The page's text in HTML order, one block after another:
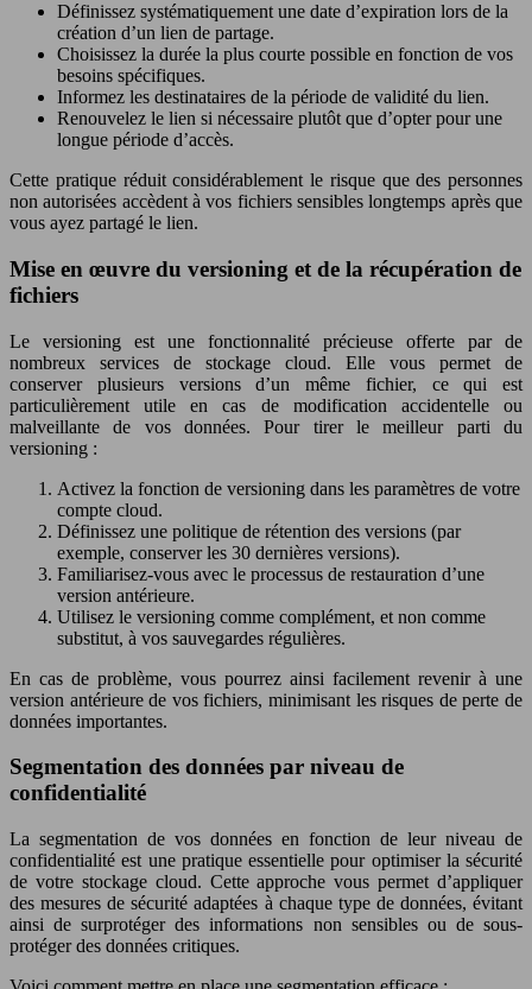
Définissez systématiquement une date d’expiration lors de la
création d’un lien de partage.
Choisissez la durée la plus courte possible en fonction de vos
besoins spécifiques.
Informez les destinataires de la période de validité du lien.
Renouvelez le lien si nécessaire plutôt que d’opter pour une
longue période d’accès.
Cette pratique réduit considérablement le risque que des personnes
non autorisées accèdent à vos fichiers sensibles longtemps après que
vous ayez partagé le lien.
Mise en œuvre du versioning et de la récupération de
fichiers
Le versioning est une fonctionnalité précieuse offerte par de
nombreux services de stockage cloud. Elle vous permet de
conserver plusieurs versions d’un même fichier, ce qui est
particulièrement utile en cas de modification accidentelle ou
malveillante de vos données. Pour tirer le meilleur parti du
versioning :
Activez la fonction de versioning dans les paramètres de votre
compte cloud.
Définissez une politique de rétention des versions (par
exemple, conserver les 30 dernières versions).
Familiarisez-vous avec le processus de restauration d’une
version antérieure.
Utilisez le versioning comme complément, et non comme
substitut, à vos sauvegardes régulières.
En cas de problème, vous pourrez ainsi facilement revenir à une
version antérieure de vos fichiers, minimisant les risques de perte de
données importantes.
Segmentation des données par niveau de
confidentialité
La segmentation de vos données en fonction de leur niveau de
confidentialité est une pratique essentielle pour optimiser la sécurité
de votre stockage cloud. Cette approche vous permet d’appliquer
des mesures de sécurité adaptées à chaque type de données, évitant
ainsi de surprotéger des informations non sensibles ou de sous-
protéger des données critiques.